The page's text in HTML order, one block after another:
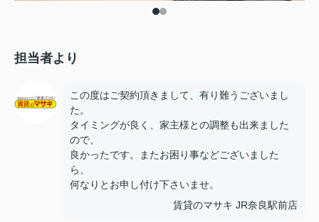
担当者より
この度はご契約頂きまして、有り難うございまし
た。
タイミングが良く、家主様との調整も出来ました
ので、
良かったです。またお困り事などございました
ら、
何なりとお申し付け下さいませ。
賃貸のマサキ JR奈良駅前店